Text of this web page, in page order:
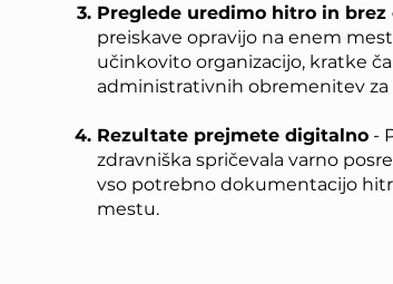
Preglede uredimo hitro in brez
preiskave opravijo na enem
učinkovito organizacijo, kratke
administrativnih obremenitev za
Rezultate prejmete digitalno -
zdravniška spričevala varno
vso potrebno dokumentacijo
mestu.